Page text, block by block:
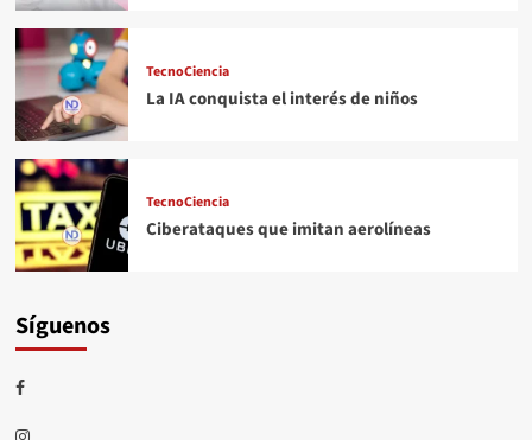
TecnoCiencia
La IA conquista el interés de niños
TecnoCiencia
Ciberataques que imitan aerolíneas
Síguenos